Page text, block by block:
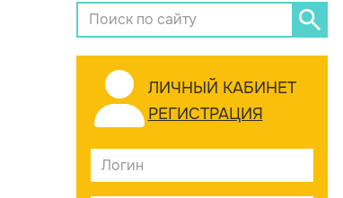
ЛИЧНЫЙ КАБИНЕТ
РЕГИСТРАЦИЯ